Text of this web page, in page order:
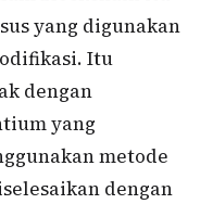
yang digunakan
Itu
dengan
yang
metode
dengan